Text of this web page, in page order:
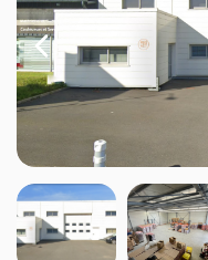
Notre agence
Réalisations
Contact